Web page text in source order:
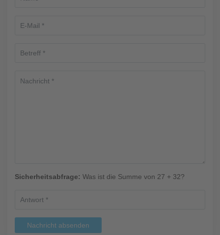
Sicherheitsabfrage: Was ist die Summe von 27 + 32?
Nachricht absenden